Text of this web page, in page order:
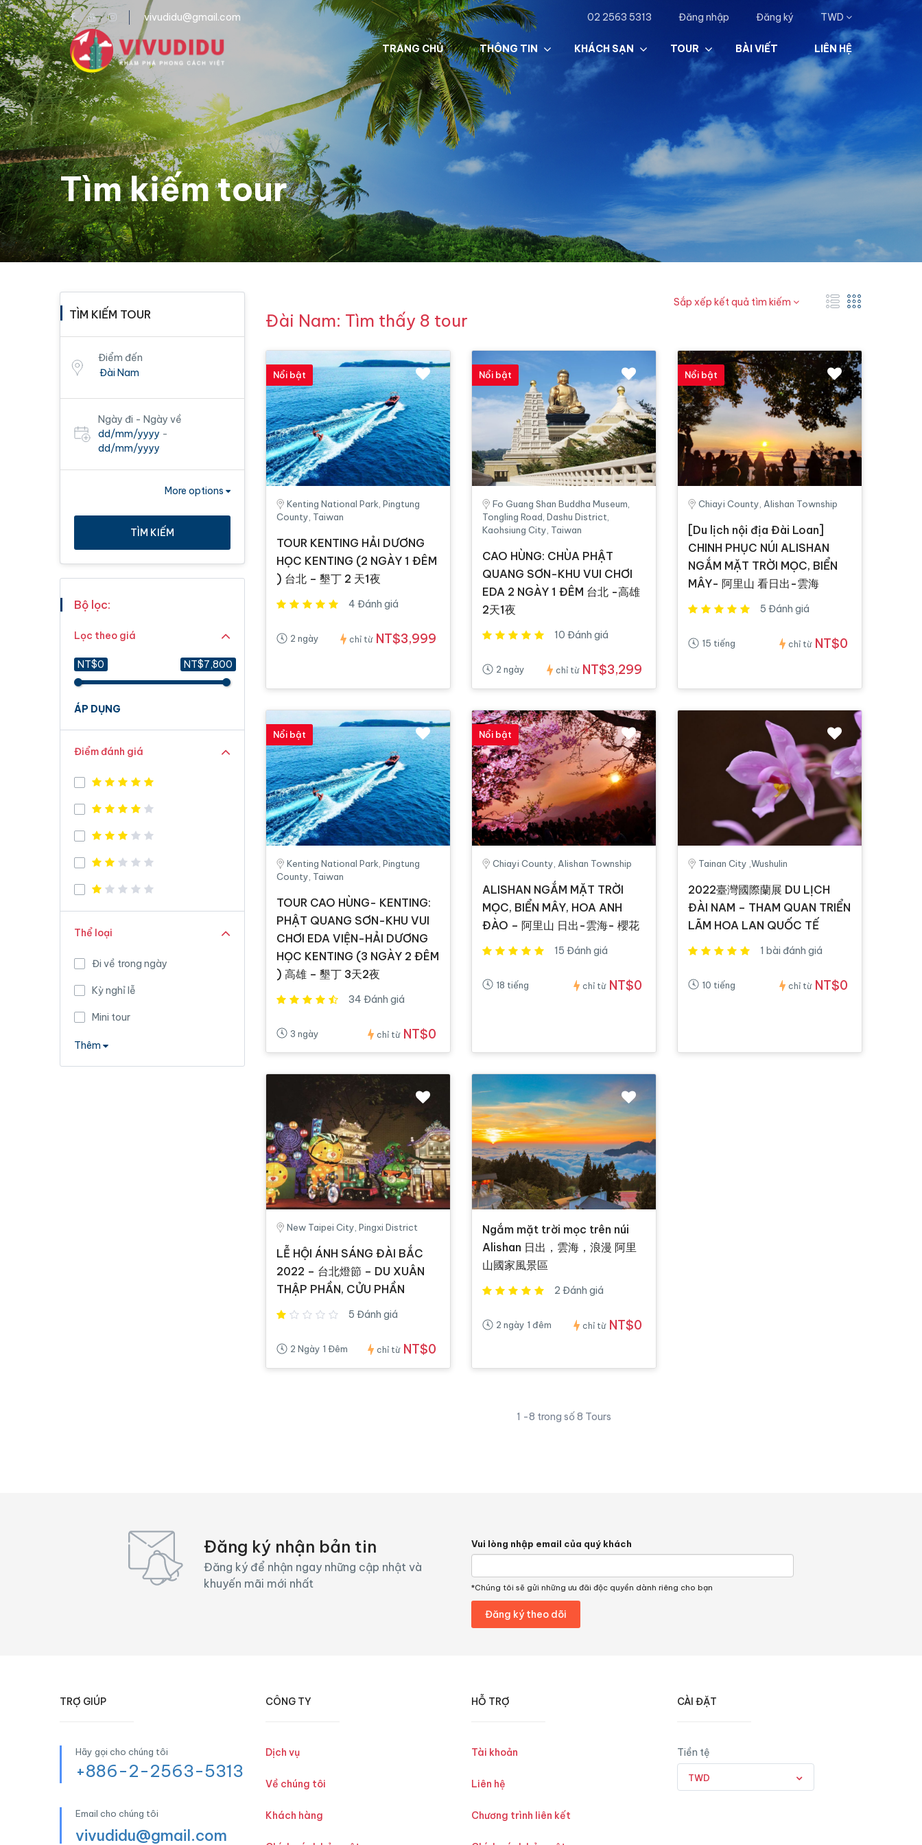
vivudidu@gmail.com 02 2563 5313 Đăng nhập Đăng ký TWD
TRANG CHỦ THÔNG TIN KHÁCH SẠN TOUR BÀI VIẾT LIÊN HỆ
Tìm kiếm tour
TÌM KIẾM TOUR
Điểm đến
Ngày đi - Ngày về
dd/mm/yyyy -
dd/mm/yyyy
More options
TÌM KIẾM
Bộ lọc:
Lọc theo giá
NT$0 NT$7,800
ÁP DỤNG
Điểm đánh giá
Thể loại
Đi về trong ngày
Kỳ nghỉ lễ
Mini tour
Thêm
Sắp xếp kết quả tìm kiếm
Đài Nam: Tìm thấy 8 tour
Nổi bật
Kenting National Park, Pingtung
County, Taiwan
TOUR KENTING HẢI DƯƠNG
HỌC KENTING (2 NGÀY 1 ĐÊM
) 台北 – 墾丁 2 天1夜
4 Đánh giá
2 ngày chỉ từ NT$3,999
Nổi bật
Fo Guang Shan Buddha Museum,
Tongling Road, Dashu District,
Kaohsiung City, Taiwan
CAO HÙNG: CHÙA PHẬT
QUANG SƠN-KHU VUI CHƠI
EDA 2 NGÀY 1 ĐÊM 台北 -高雄
2天1夜
10 Đánh giá
2 ngày chỉ từ NT$3,299
Nổi bật
Chiayi County, Alishan Township
[Du lịch nội địa Đài Loan]
CHINH PHỤC NÚI ALISHAN
NGẮM MẶT TRỜI MỌC, BIỂN
MÂY- 阿里山 看日出-雲海
5 Đánh giá
15 tiếng chỉ từ NT$0
Nổi bật
Kenting National Park, Pingtung
County, Taiwan
TOUR CAO HÙNG- KENTING:
PHẬT QUANG SƠN-KHU VUI
CHƠI EDA VIỆN-HẢI DƯƠNG
HỌC KENTING (3 NGÀY 2 ĐÊM
) 高雄 – 墾丁 3天2夜
34 Đánh giá
3 ngày chỉ từ NT$0
Nổi bật
Chiayi County, Alishan Township
ALISHAN NGẮM MẶT TRỜI
MỌC, BIỂN MÂY, HOA ANH
ĐÀO – 阿里山 日出-雲海- 櫻花
15 Đánh giá
18 tiếng chỉ từ NT$0
Tainan City ,Wushulin
2022臺灣國際蘭展 DU LỊCH
ĐÀI NAM – THAM QUAN TRIỂN
LÃM HOA LAN QUỐC TẾ
1 bài đánh giá
10 tiếng chỉ từ NT$0
New Taipei City, Pingxi District
LỄ HỘI ÁNH SÁNG ĐÀI BẮC
2022 – 台北燈節 – DU XUÂN
THẬP PHẦN, CỬU PHẦN
5 Đánh giá
2 Ngày 1 Đêm chỉ từ NT$0
Ngắm mặt trời mọc trên núi
Alishan 日出，雲海，浪漫 阿里
山國家風景區
2 Đánh giá
2 ngày 1 đêm chỉ từ NT$0
1 -8 trong số 8 Tours
Đăng ký nhận bản tin
Đăng ký để nhận ngay những cập nhật và
khuyến mãi mới nhất
Vui lòng nhập email của quý khách
*Chúng tôi sẽ gửi những ưu đãi độc quyền dành riêng cho bạn
TRỢ GIÚP
Hãy gọi cho chúng tôi
+886-2-2563-5313
Email cho chúng tôi
vivudidu@gmail.com
CÔNG TY
Dịch vụ
Về chúng tôi
Khách hàng
HỖ TRỢ
Tài khoản
Liên hệ
Chương trình liên kết
CÀI ĐẶT
Tiền tệ
TWD